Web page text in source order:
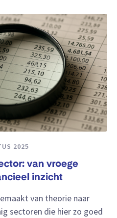
2025
van vroege
inzicht
van theorie naar
sectoren die hier zo goed